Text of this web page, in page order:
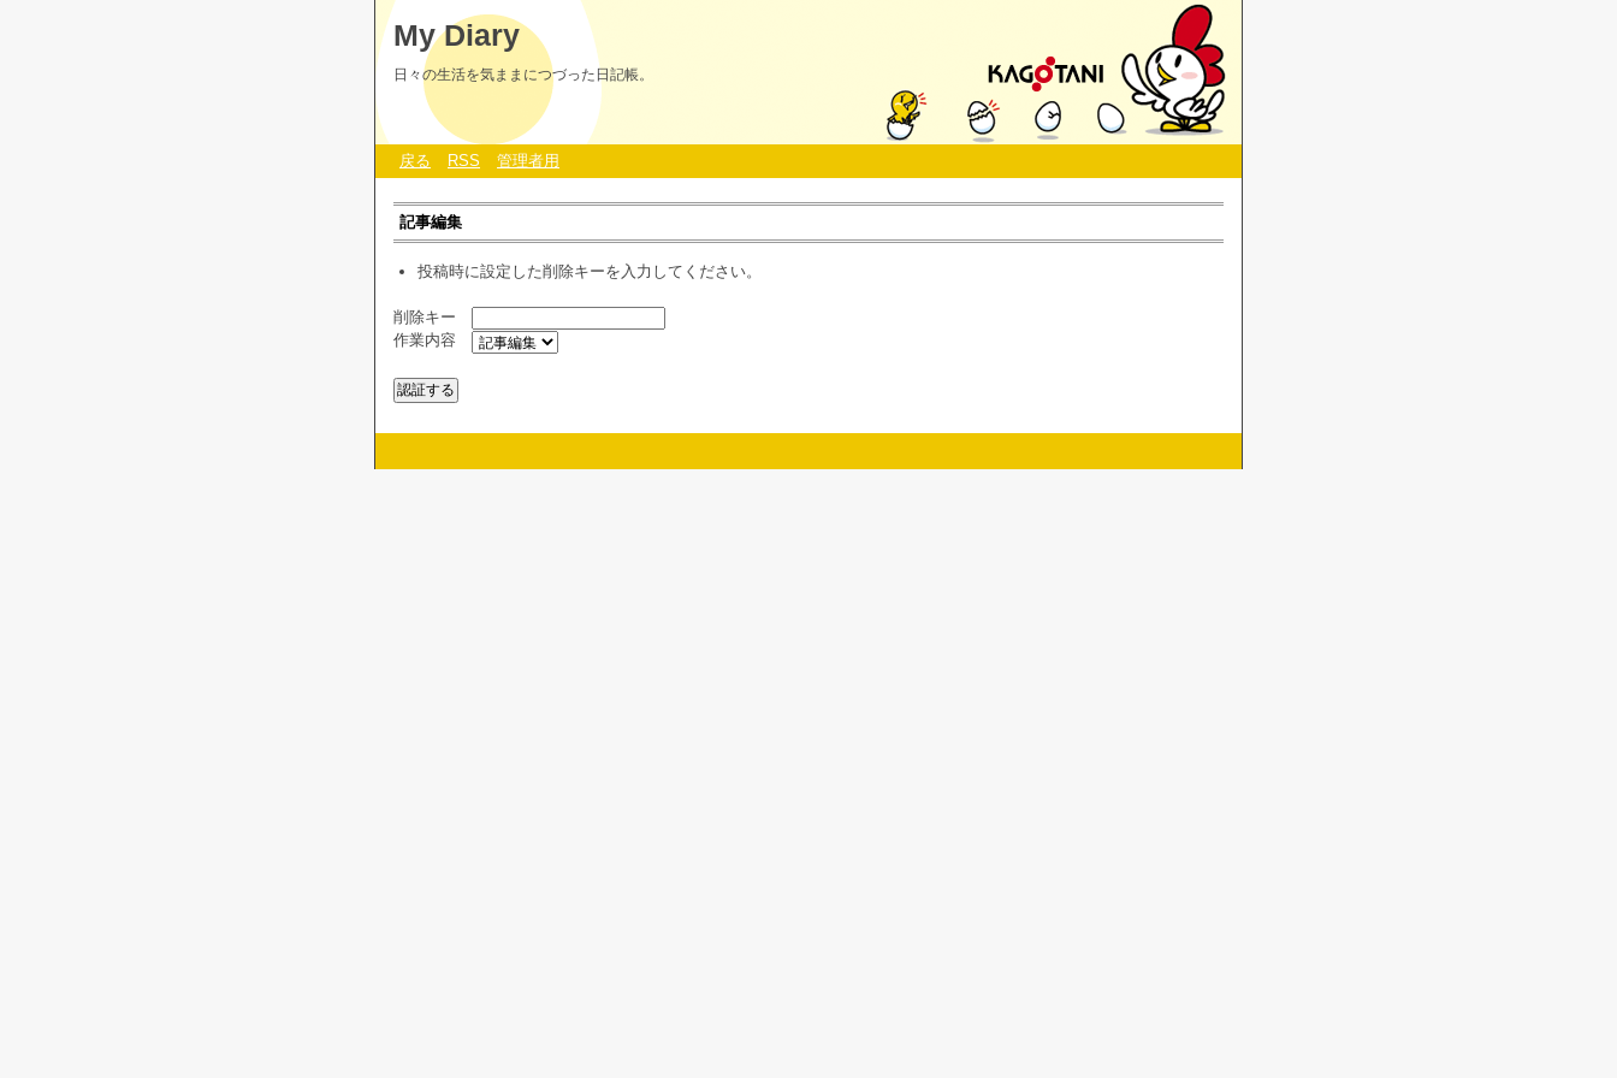
My Diary
日々の生活を気ままにつづった日記帳。
戻る RSS 管理者用
記事編集
投稿時に設定した削除キーを入力してください。
削除キー
作業内容